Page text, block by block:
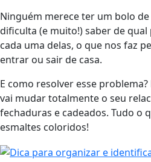
Ninguém merece ter um bolo
dificulta (e muito!) saber de
cada uma delas, o que nos faz
entrar ou sair de casa.
E como resolver esse
vai mudar totalmente o seu
fechaduras e cadeados. Tudo o
esmaltes coloridos!